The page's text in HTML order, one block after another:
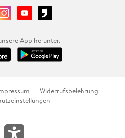
App herunter.
Widerrufsbelehrung